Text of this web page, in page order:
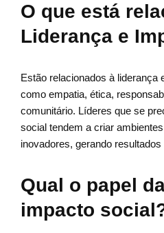
O que está
Liderança e
Estão relacionados à liderança
como empatia, ética,
comunitário. Líderes que se
social tendem a criar
inovadores, gerando
Qual o papel
impacto